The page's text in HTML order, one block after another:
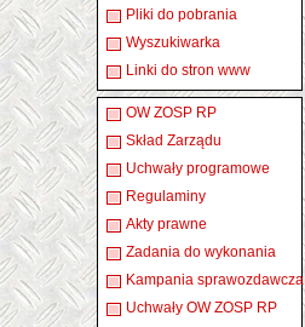
Pliki do pobrania
Wyszukiwarka
Linki do stron www
OW ZOSP RP
Skład Zarządu
Uchwały programowe
Regulaminy
Akty prawne
Zadania do wykonania
Kampania sprawozdawcza
Uchwały OW ZOSP RP